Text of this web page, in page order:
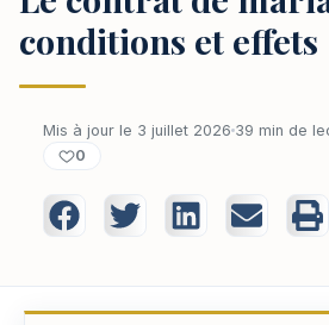
conditions et effets
Mis à jour le 3 juillet 2026 39 min de
0